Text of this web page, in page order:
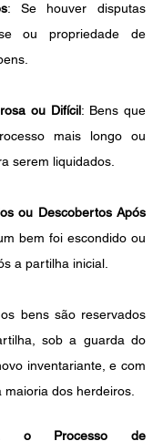
: Se houver disputas
ou propriedade de
ou Difícil: Bens que
mais longo ou
serem liquidados.
ou Descobertos Após
bem foi escondido ou
a partilha inicial.
bens são reservados
sob a guarda do
inventariante, e com
dos herdeiros.
o Processo de